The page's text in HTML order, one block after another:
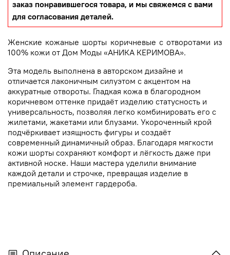
заказ понравившегося товара, и мы свяжемся с вами
для согласования деталей.
Женские кожаные шорты коричневые с отворотами из
100% кожи от Дом Моды «АНИКА КЕРИМОВА».
Эта модель выполнена в авторском дизайне и
отличается лаконичным силуэтом с акцентом на
аккуратные отвороты. Гладкая кожа в благородном
коричневом оттенке придаёт изделию статусность и
универсальность, позволяя легко комбинировать его с
жилетами, жакетами или блузами. Укороченный крой
подчёркивает изящность фигуры и создаёт
современный динамичный образ. Благодаря мягкости
кожи шорты сохраняют комфорт и лёгкость даже при
активной носке. Наши мастера уделили внимание
каждой детали и строчке, превращая изделие в
премиальный элемент гардероба.